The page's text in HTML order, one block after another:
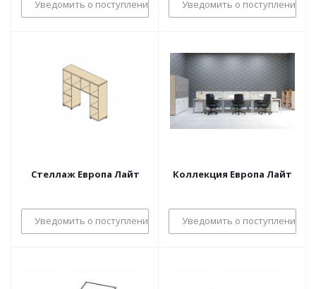
Уведомить о поступлении Уведомить о поступлении
Стеллаж Европа Лайт
Уведомить о поступлении
Коллекция Европа Лайт
Уведомить о поступлении